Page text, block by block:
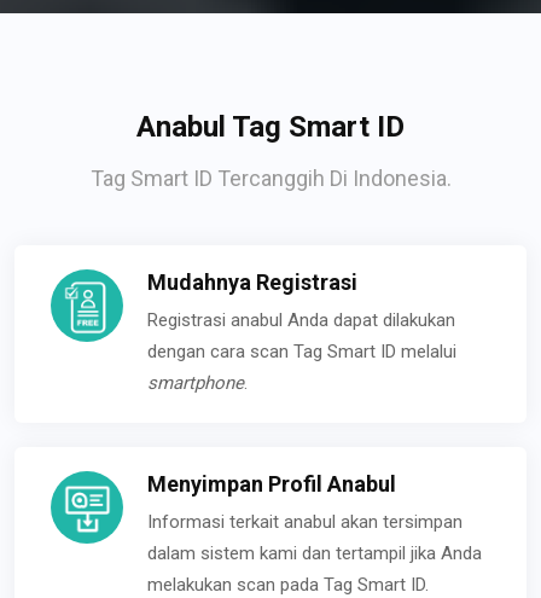
Anabul Tag Smart ID
Tag Smart ID Tercanggih Di Indonesia.
Mudahnya Registrasi
Registrasi anabul Anda dapat dilakukan
dengan cara scan Tag Smart ID melalui
smartphone.
Menyimpan Profil Anabul
Informasi terkait anabul akan tersimpan
dalam sistem kami dan tertampil jika Anda
melakukan scan pada Tag Smart ID.